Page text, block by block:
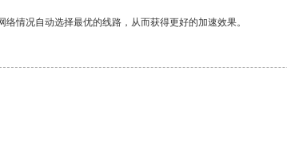
情况自动选择最优的线路，从而获得更好的加速效果。